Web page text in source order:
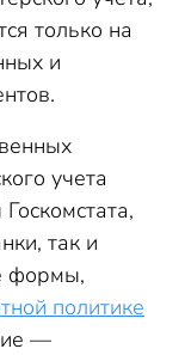
только на
и
учета
так и
формы,
политике
—